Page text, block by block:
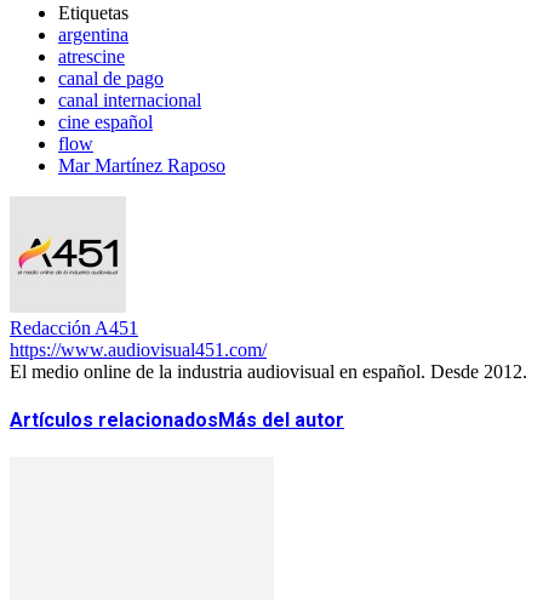
Etiquetas
argentina
atrescine
canal de pago
canal internacional
cine español
flow
Mar Martínez Raposo
Redacción A451
https://www.audiovisual451.com/
El medio online de la industria audiovisual en español. Desde 2012.
Artículos relacionadosMás del autor